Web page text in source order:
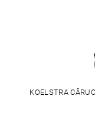
KOELSTRA